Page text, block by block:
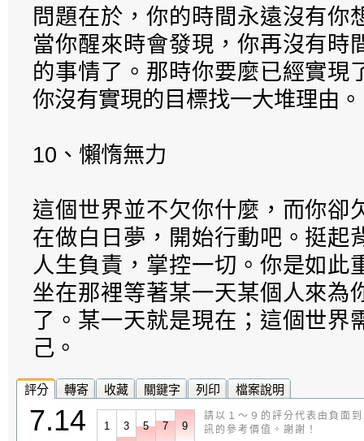
問題在於，你的時間永遠沒有你
當你醒來時會發現，你再沒有時
的事情了。那時你要麼已經實現
你沒有實現的目標找一大堆理由。
10、懶惰無力
這個世界並不欠你什麼，而你卻
在做白日夢，開始行動吧。挺起
人生負責，掌控一切。你是如此
坐在那裡等著某一天某個人來為
了。某一天就是現在；這個世界
己。
評分 轉寄 收藏 關鍵字 列印 檔案說明
7.14 1 3 5 7 9
請以１～９的評分代表由負面
訊的參考價值。謝謝！